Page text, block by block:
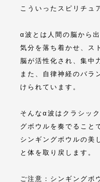
こういったスピリチュ
α波とは人間の脳から
気分を落ち着かせ、ス
脳が活性化され、集中
また、自律神経のバラ
けられています。
そんなα波はクラシッ
グボウルを奏でること
シンギングボウルの美
と体を取り戻します。
ご注意：シンギングボ